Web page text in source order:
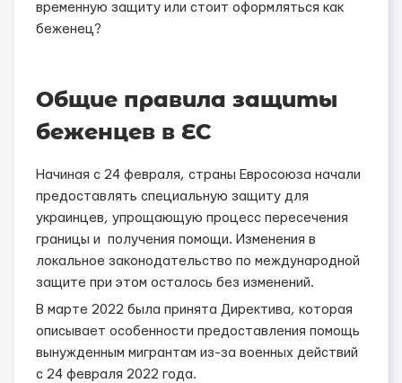
временную защиту или стоит оформляться как
беженец?
Общие правила защиты
беженцев в ЕС
Начиная с 24 февраля, страны Евросоюза начали
предоставлять специальную защиту для
украинцев, упрощающую процесс пересечения
границы и получения помощи. Изменения в
локальное законодательство по международной
защите при этом осталось без изменений.
В марте 2022 была принята Директива, которая
описывает особенности предоставления помощь
вынужденным мигрантам из-за военных действий
с 24 февраля 2022 года.